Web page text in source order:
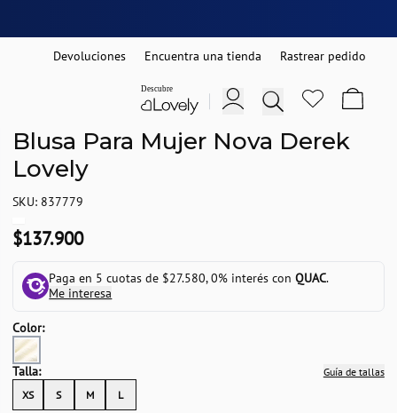
Devoluciones Encuentra una tienda Rastrear pedido
Blusa Para Mujer Nova Derek
Lovely
SKU: 837779
$137.900
Paga en 5 cuotas de $27.580, 0% interés conQUAC.
Me interesa
Color:
Talla:
Guía de tallas
XS
S M L